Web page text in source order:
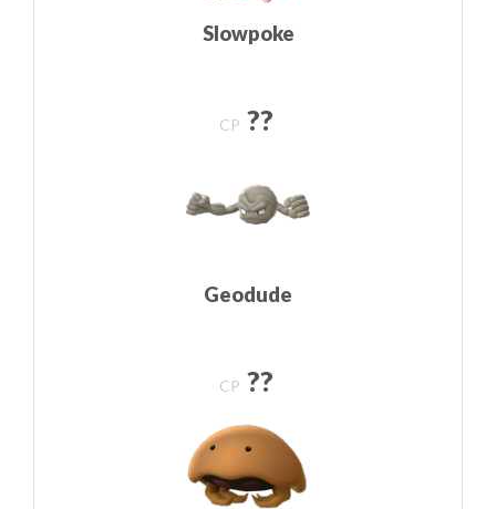
Slowpoke
CP ??
Geodude
CP ??